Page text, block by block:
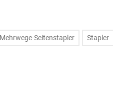
Mehrwege-Seitenstapler Stapler